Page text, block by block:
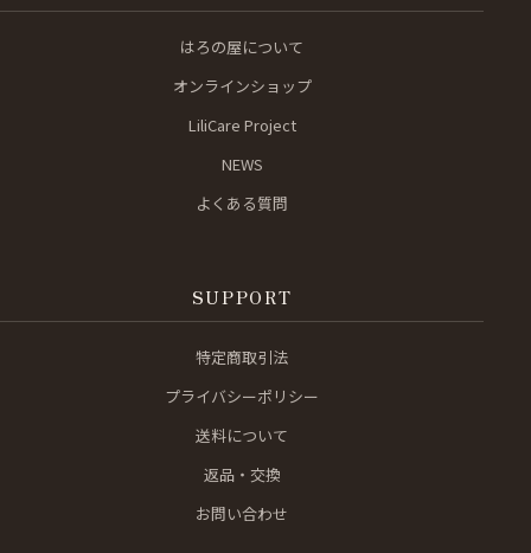
はろの屋について
オンラインショップ
LiliCare Project
NEWS
よくある質問
SUPPORT
特定商取引法
プライバシーポリシー
送料について
返品・交換
お問い合わせ